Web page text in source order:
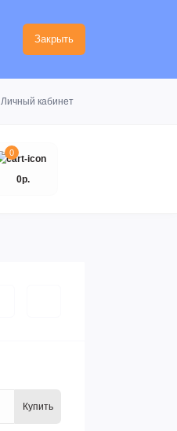
Закрыть
Личный кабинет
0
0р.
Купить